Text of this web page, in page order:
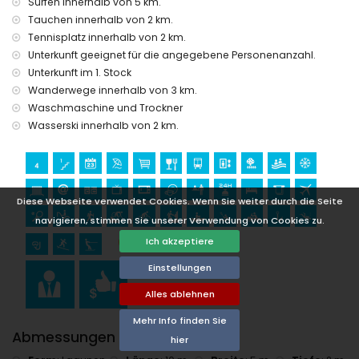
Diese Webseite verwendet Cookies. Wenn Sie weiter durch die Seite
navigieren, stimmen Sie unserer Verwendung von Cookies zu.
Ich akzeptiere
Einstellungen
Alles ablehnen
Mehr Info finden Sie
hier
Sport
Tennis, Reiten, Wandern, Mountainbiking, Radfahren, Klettern,
Kanufahren, Kajakfahren, Rafting, Angeln, Tauchen,
Schnorcheln, Surfen und Wasserski (innerhalb von 5
Kilometern von der Wohnung)
Golf (Club de Golf Jávea) und Windsurfen (innerhalb von 10
Kilometern von der Wohnung)
Tauchen innerhalb von 2 km.
Tennisplatz innerhalb von 2 km.
Unterkunft geeignet für die angegebene Personenanzahl.
Unterkunft im 1. Stock
Wanderwege innerhalb von 3 km.
Waschmaschine und Trockner
Wasserski innerhalb von 2 km.
Abmessungen Pool